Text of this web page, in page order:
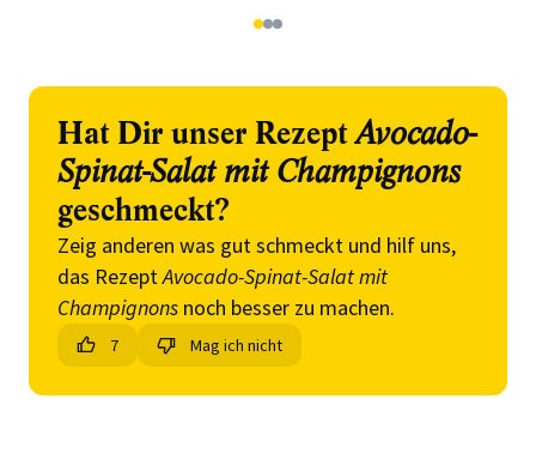
123
Hat Dir unser RezeptAvocado-
Spinat-Salat mit Champignons
geschmeckt?
Zeig anderen was gut schmeckt und hilf uns,
das RezeptAvocado-Spinat-Salat mit
Champignons noch besser zu machen.
7 Mag ich nicht